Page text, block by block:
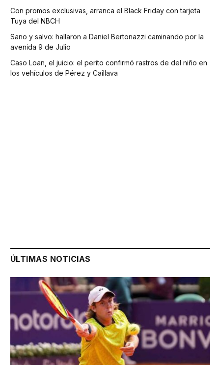
Con promos exclusivas, arranca el Black Friday con tarjeta
Tuya del NBCH
Sano y salvo: hallaron a Daniel Bertonazzi caminando por la
avenida 9 de Julio
Caso Loan, el juicio: el perito confirmó rastros de del niño en
los vehículos de Pérez y Caillava
ÚLTIMAS NOTICIAS